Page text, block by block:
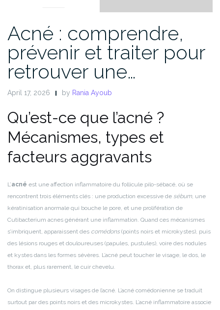
Acné : comprendre,
prévenir et traiter pour
retrouver une…
April 17, 2026 by Rania Ayoub
Qu’est-ce que l’acné ?
Mécanismes, types et
facteurs aggravants
L’acné est une affection inflammatoire du follicule pilo-sébacé, où se
rencontrent trois éléments clés : une production excessive de sébum, une
kératinisation anormale qui bouche le pore, et une prolifération de
Cutibacterium acnes générant une inflammation. Quand ces mécanismes
s’imbriquent, apparaissent des comédons(points noirs et microkystes), puis
des lésions rouges et douloureuses (papules, pustules), voire des nodules
et kystes dans les formes sévères. L’acné peut toucher le visage, le dos, le
thorax et, plus rarement, le cuir chevelu.
On distingue plusieurs visages de l’acné. L’acné comédonienne se traduit
surtout par des points noirs et des microkystes. L’acné inflammatoire associe